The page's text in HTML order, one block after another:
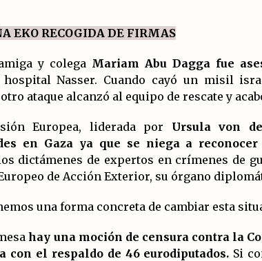
EKO RECOGIDA DE FIRMAS
y colega Mariam Abu Dagga fue
hospital Nasser. Cuando cayó un misil
ataque alcanzó al equipo de rescate y
Europea, liderada por Ursula von
en Gaza ya que se niega a
dictámenes de expertos en crímenes de
de Acción Exterior, su órgano
una forma concreta de cambiar esta
hay una moción de censura contra la
con el respaldo de 46 eurodiputados. Si